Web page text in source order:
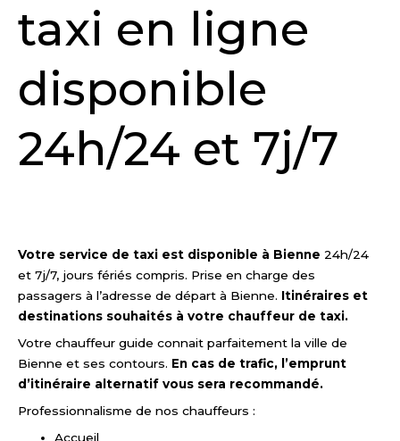
taxi en ligne
disponible
24h/24 et 7j/7
Votre service de taxi est disponible à Bienne 24h/24
et 7j/7, jours fériés compris. Prise en charge des
passagers à l’adresse de départ à Bienne. Itinéraires et
destinations souhaités à votre chauffeur de taxi.
Votre chauffeur guide connait parfaitement la ville de
Bienne et ses contours. En cas de trafic, l’emprunt
d’itinéraire alternatif vous sera recommandé.
Professionnalisme de nos chauffeurs :
Accueil